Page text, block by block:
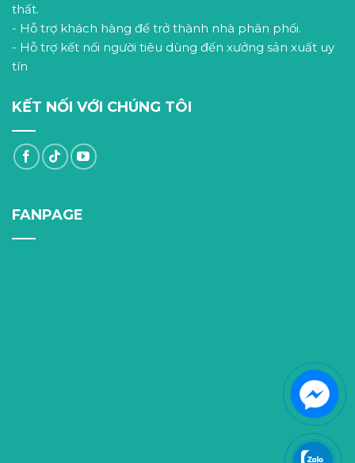
thất.
- Hỗ trợ khách hàng để trở thành nhà phân phối.
- Hỗ trợ kết nối người tiêu dùng đến xưởng sản xuất uy
tín
KẾT NỐI VỚI CHÚNG TÔI
FANPAGE